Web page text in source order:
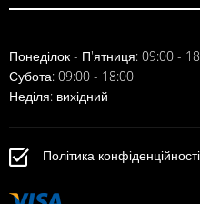
Понеділок - П'ятниця: 09:00 -
Субота: 09:00 - 18:00
Неділя: вихідний
Політика